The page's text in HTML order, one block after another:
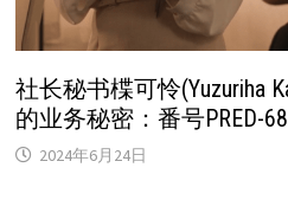
社长秘书楪可怜(Yuzuriha
的业务秘密：番号PRED-
2024年6月24日